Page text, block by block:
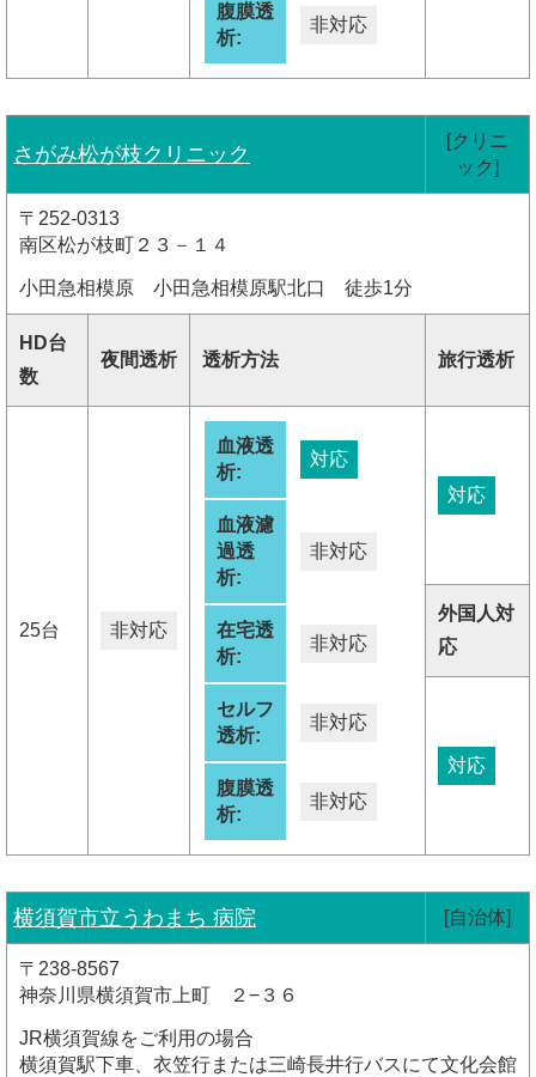
腹膜透
析:
非対応
さがみ松が枝クリニック
[クリニ
ック]
〒252-0313
南区松が枝町２３－１４
小田急相模原 小田急相模原駅北口 徒歩1分
HD台
数
夜間透析 透析方法 旅行透析
25台 非対応
血液透
析:
対応
血液濾
過透
析:
非対応
在宅透
析:
非対応
セルフ
透析:
非対応
腹膜透
析:
非対応
対応
外国人対
応
対応
横須賀市立うわまち 病院 [自治体]
〒238-8567
神奈川県横須賀市上町 ２−３６
JR横須賀線をご利用の場合
横須賀駅下車、衣笠行または三崎長井行バスにて文化会館